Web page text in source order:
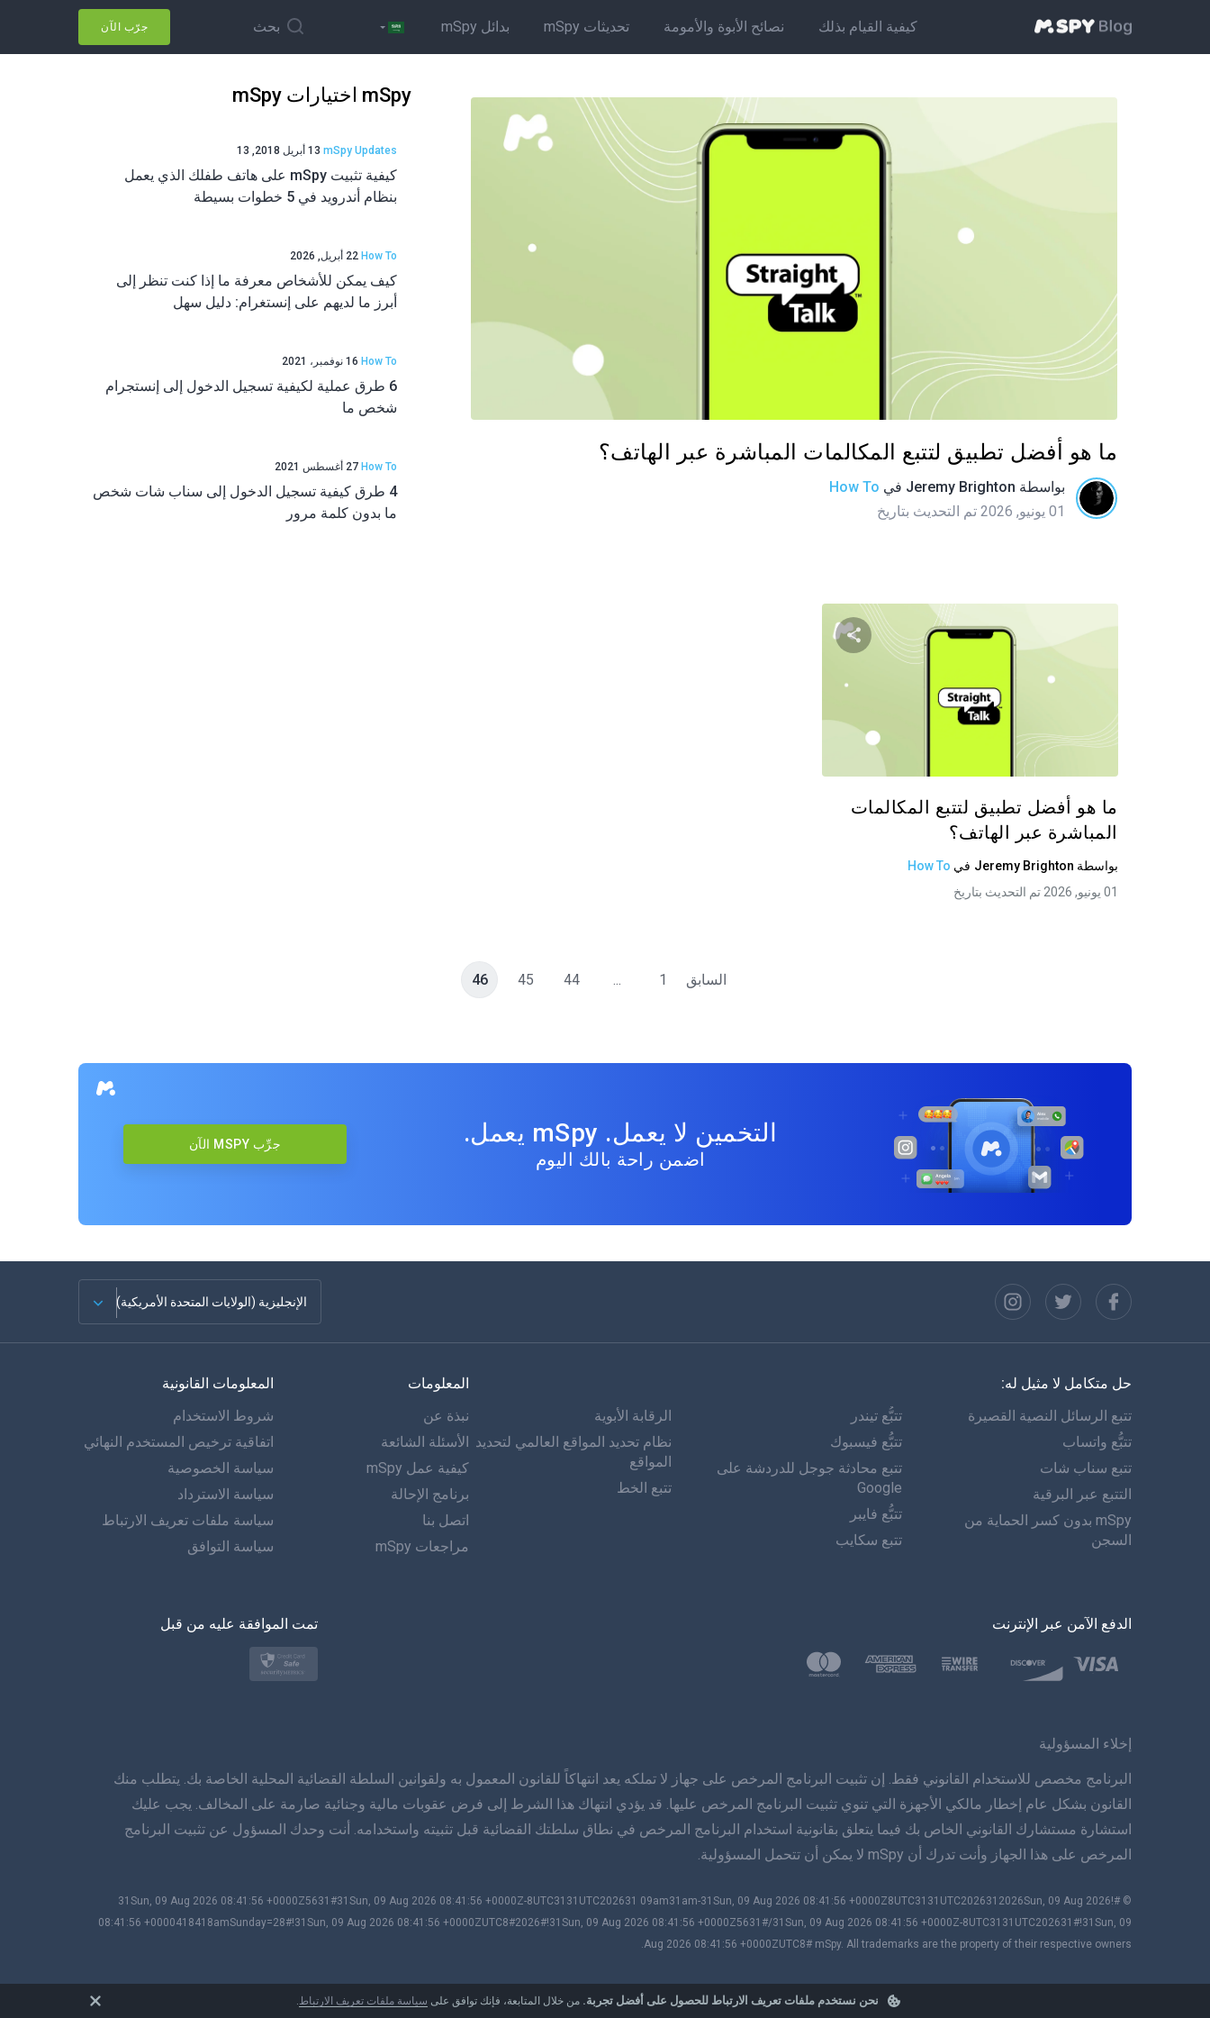
كيفية القيام بذلك نصائح الأبوة والأمومة تحديثات mSpy بدائل mSpy بحث جرّب الآن
ما هو أفضل تطبيق لتتبع المكالمات المباشرة عبر الهاتف؟
بواسطة Jeremy Brighton في How To
01 يونيو, 2026 تم التحديث بتاريخ
mSpy اختيارات mSpy
mSpy Updates 13 أبريل 2018, 13
كيفية تثبيت mSpy على هاتف طفلك الذي يعمل
بنظام أندرويد في 5 خطوات بسيطة
How To 22 أبريل, 2026
كيف يمكن للأشخاص معرفة ما إذا كنت تنظر إلى
أبرز ما لديهم على إنستغرام: دليل سهل
How To 16 نوفمبر، 2021
6 طرق عملية لكيفية تسجيل الدخول إلى إنستجرام
شخص ما
How To 27 أغسطس 2021
4 طرق كيفية تسجيل الدخول إلى سناب شات شخص
ما بدون كلمة مرور
ما هو أفضل تطبيق لتتبع المكالمات
المباشرة عبر الهاتف؟
بواسطة Jeremy Brighton في How To
01 يونيو, 2026 تم التحديث بتاريخ
السابق 1
...
44
45
46
التخمين لا يعمل. mSpy يعمل.
اضمن راحة بالك اليوم
جرِّب MSPY الآن
نحن نستخدم ملفات تعريف الارتباط للحصول على أفضل تجربة. من خلال المتابعة، فإنك توافق على سياسة ملفات تعريف الارتباط.
الإنجليزية (الولايات المتحدة الأمريكية)
الفرنسية
الاسبانية
دويتش
البرتغالية
العربية
اللغة التركية
بولسكي
سفينسكا
ภาษาทยย
اللغة الهولندية
حل متكامل لا مثيل له:
تتبع الرسائل النصية القصيرة
تتبُّع واتساب
تتبع سناب شات
التتبع عبر البرقية
mSpy بدون كسر الحماية من
السجن
تتبُّع تيندر
تتبُّع فيسبوك
تتبع محادثة جوجل للدردشة على
Google
تتبُّع فايبر
تتبع سكايب
الرقابة الأبوية
نظام تحديد المواقع العالمي لتحديد
المواقع
تتبع الخط
المعلومات
نبذة عن
الأسئلة الشائعة
كيفية عمل mSpy
برنامج الإحالة
اتصل بنا
مراجعات mSpy
المعلومات القانونية
شروط الاستخدام
اتفاقية ترخيص المستخدم النهائي
سياسة الخصوصية
سياسة الاسترداد
سياسة ملفات تعريف الارتباط
سياسة التوافق
الدفع الآمن عبر الإنترنت تمت الموافقة عليه من قبل
إخلاء المسؤولية
البرنامج مخصص للاستخدام القانوني فقط. إن تثبيت البرنامج المرخص على جهاز لا تملكه يعد انتهاكاً للقانون المعمول به ولقوانين السلطة القضائية المحلية الخاصة بك. يتطلب منك
القانون بشكل عام إخطار مالكي الأجهزة التي تنوي تثبيت البرنامج المرخص عليها. قد يؤدي انتهاك هذا الشرط إلى فرض عقوبات مالية وجنائية صارمة على المخالف. يجب عليك
استشارة مستشارك القانوني الخاص بك فيما يتعلق بقانونية استخدام البرنامج المرخص في نطاق سلطتك القضائية قبل تثبيته واستخدامه. أنت وحدك المسؤول عن تثبيت البرنامج
المرخص على هذا الجهاز وأنت تدرك أن mSpy لا يمكن أن تتحمل المسؤولية.
© #!31Sun, 09 Aug 2026 08:41:56 +0000Z5631#31Sun, 09 Aug 2026 08:41:56 +0000Z-8UTC3131UTC202631 09am31am-31Sun, 09 Aug 2026 08:41:56 +0000Z8UTC3131UTC2026312026Sun, 09 Aug 2026
08:41:56 +0000418418amSunday=28#!31Sun, 09 Aug 2026 08:41:56 +0000ZUTC8#2026#!31Sun, 09 Aug 2026 08:41:56 +0000Z5631#/31Sun, 09 Aug 2026 08:41:56 +0000Z-8UTC3131UTC202631#!31Sun, 09
Aug 2026 08:41:56 +0000ZUTC8# mSpy. All trademarks are the property of their respective owners.